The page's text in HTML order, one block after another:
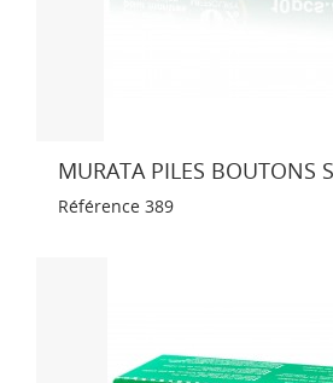
MURATA PILES BOUTONS
Référence 389